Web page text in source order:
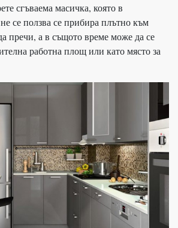
сгъваема масичка, която в
се ползва се прибира плътно към
пречи, а в същото време може да се
работна площ или като място за